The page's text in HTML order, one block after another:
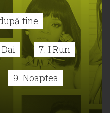
tine
7. I Run
9. Noaptea